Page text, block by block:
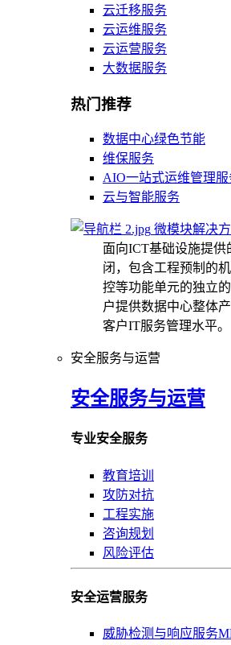
云迁移服务
云运维服务
云运营服务
大数据服务
热门推荐
数据中心绿色节能
维保服务
AIO一站式运维管理服
云与智能服务
微模块解决
面向ICT基础设施提供
闭，包含工程预制的
控等功能单元的独立
户提供数据中心整体
客户IT服务管理水平。
安全服务与运营
安全服务与运营
专业安全服务
教育培训
攻防对抗
工程实施
咨询规划
风险评估
安全运营服务
威胁检测与响应服务